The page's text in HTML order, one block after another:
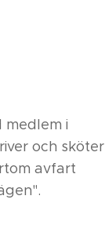
i
och sköter
avfart